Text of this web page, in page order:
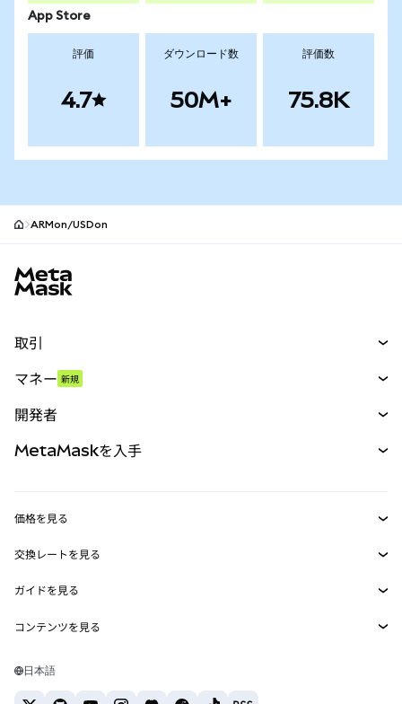
App Store
評価
4.7
ダウンロード数
50M+
評価数
75.8K
ARMon/USDon
取引
パーペチュアル
RWA
マネー 新規
開発者
MetaMask Connect
Snaps
Web3サービス
MetaMaskを入手
セキュリティ
サポート
キャリア
お問い合わせ
価格を見る
イーサリアムの価格
Solanaの価格
Tetherの価格
交換レートを見る
ETH→USD
USDT→INR
BTC→INR
ガイドを見る
ETHの購入
コンテンツを見る
Solanaウォレット
日本語